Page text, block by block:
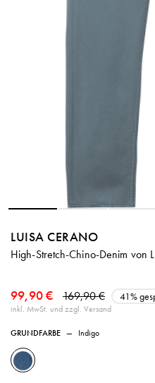
LUISA CERANO
High-Stretch-Chino-Denim von
99,90 € 169,90 € 41%
inkl. MwSt. und zzgl. Versand
GRUNDFARBE — Indigo